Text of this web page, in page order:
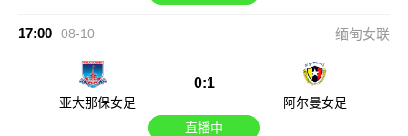
17:00 08-10 缅甸女联
亚大那保女足
0:1
阿尔曼女足
直播中